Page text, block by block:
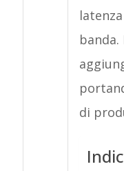
di